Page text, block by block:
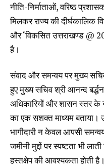
नीति-निर्माताओं, वरिष्ठ
मिलकर राज्य की दीर्घकालिक
और ‘विकसित उत्तराखण्ड @
है।
संवाद और समन्वय पर मुख्य
हुए मुख्य सचिव श्री आनन्द
अधिकारियों और शासन स्तर के
का एक सशक्त माध्यम
भागीदारी न केवल आपसी
जमीनी मुद्दों पर स्पष्टता भी
हस्तक्षेप की आवश्यकता होती है।